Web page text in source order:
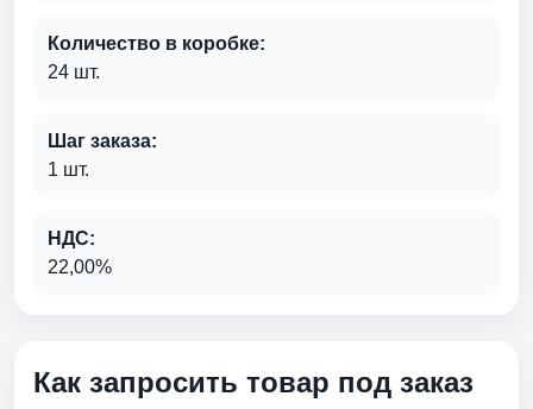
Количество в коробке:
24 шт.
Шаг заказа:
1 шт.
НДС:
22,00%
Как запросить товар под заказ